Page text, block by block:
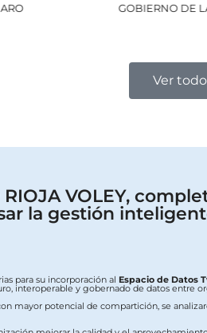
GOBIERNO DE LA RIOJA
Ver
RIOJA VOLEY,
la gestión
para su incorporación al Espacio de Datos
interoperable y gobernado de datos entre
mayor potencial de compartición, se